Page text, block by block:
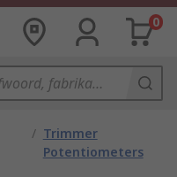
0
/ Trimmer
Potentiometers